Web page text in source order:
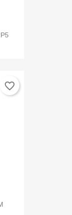
favorite_border